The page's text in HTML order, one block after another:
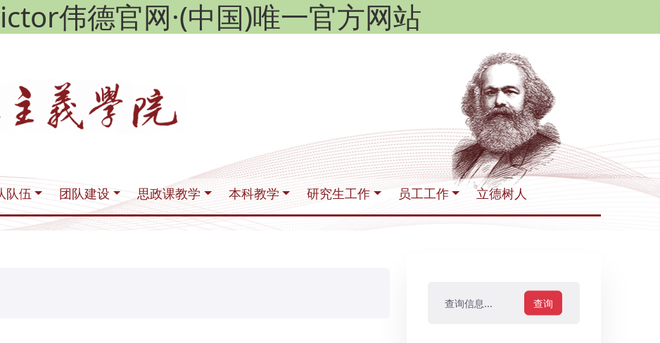
伟德官网·(中国)唯一官方网站
队伍 团队建设 思政课教学 本科教学 研究生工作 员工工作 立德树人
查询